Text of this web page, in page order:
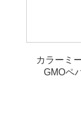
カラーミ
GMOペ